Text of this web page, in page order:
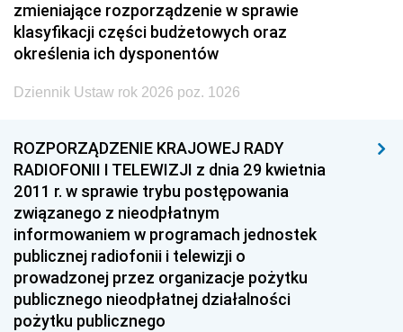
zmieniające rozporządzenie w sprawie
klasyfikacji części budżetowych oraz
określenia ich dysponentów
Dziennik Ustaw rok 2026 poz. 1026
ROZPORZĄDZENIE KRAJOWEJ RADY
RADIOFONII I TELEWIZJI z dnia 29 kwietnia
2011 r. w sprawie trybu postępowania
związanego z nieodpłatnym
informowaniem w programach jednostek
publicznej radiofonii i telewizji o
prowadzonej przez organizacje pożytku
publicznego nieodpłatnej działalności
pożytku publicznego